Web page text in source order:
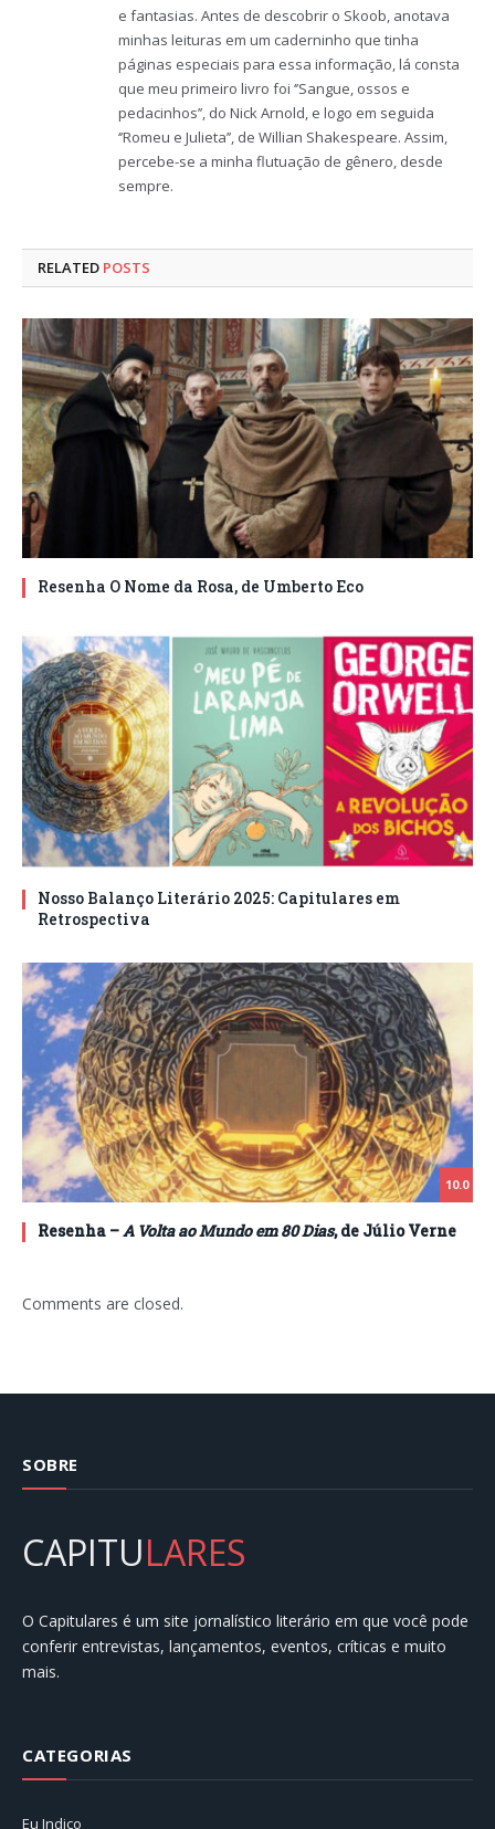
e fantasias. Antes de descobrir o Skoob, anotava
minhas leituras em um caderninho que tinha
páginas especiais para essa informação, lá consta
que meu primeiro livro foi ‘’Sangue, ossos e
pedacinhos’’, do Nick Arnold, e logo em seguida
‘’Romeu e Julieta’’, de Willian Shakespeare. Assim,
percebe-se a minha flutuação de gênero, desde
sempre.
RELATED POSTS
Resenha O Nome da Rosa, de Umberto Eco
Nosso Balanço Literário 2025: Capitulares em
Retrospectiva
10.0
Resenha –A Volta ao Mundo em 80 Dias, de Júlio Verne
Comments are closed.
SOBRE
CAPITULARES
O Capitulares é um site jornalístico literário em que você pode
conferir entrevistas, lançamentos, eventos, críticas e muito
mais.
CATEGORIAS
Eu Indico